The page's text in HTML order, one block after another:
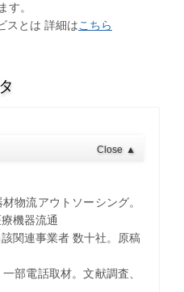
す。
スとは 詳細はこちら
Close ▲
物流アウトソーシング。
機器流通
関連事業者 数十社。原稿
部電話取材。文献調査、